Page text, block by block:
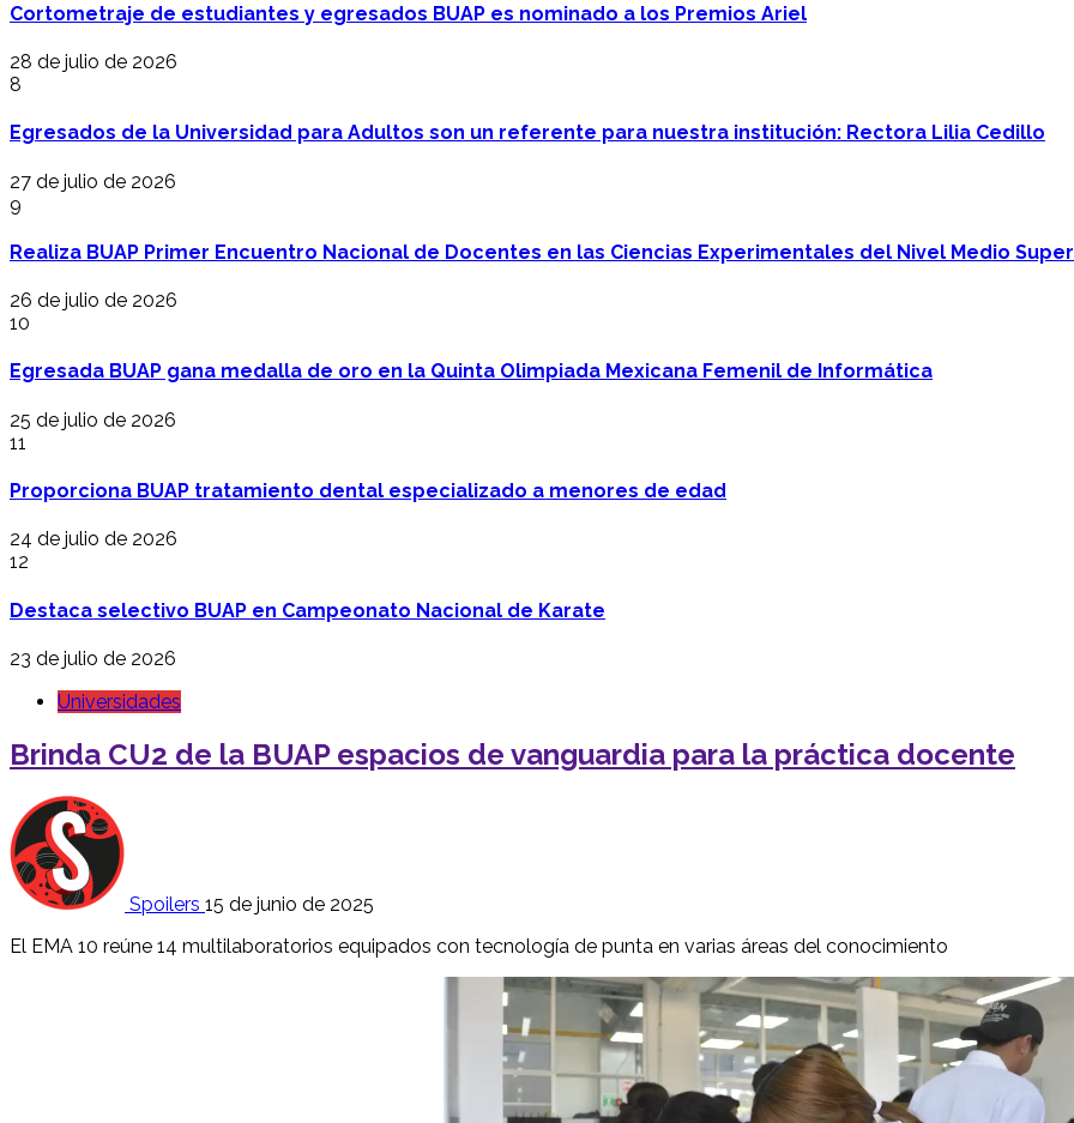
Cortometraje de estudiantes y egresados BUAP es nominado a los Premios Ariel
28 de julio de 2026
8
Egresados de la Universidad para Adultos son un referente para nuestra institución: Rectora Lilia Cedillo
27 de julio de 2026
9
Realiza BUAP Primer Encuentro Nacional de Docentes en las Ciencias Experimentales del Nivel Medio
26 de julio de 2026
10
Egresada BUAP gana medalla de oro en la Quinta Olimpiada Mexicana Femenil de Informática
25 de julio de 2026
11
Proporciona BUAP tratamiento dental especializado a menores de edad
24 de julio de 2026
12
Destaca selectivo BUAP en Campeonato Nacional de Karate
23 de julio de 2026
Universidades
Brinda CU2 de la BUAP espacios de vanguardia para la práctica docente
Spoilers 15 de junio de 2025
El EMA 10 reúne 14 multilaboratorios equipados con tecnología de punta en varias áreas del conocimiento